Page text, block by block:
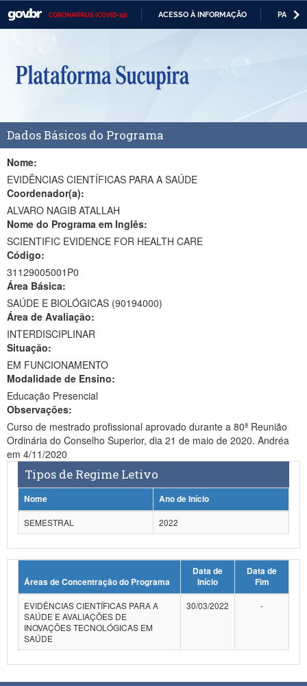
CORONAVÍRUS (COVID-19) ACESSO À INFORMAÇÃO
Casa Civil
Ministério da Defesa
Ministério da Economia
Ministério da Infraestrutura
Ministério da Educação
Ministério da Cidadania
Ministério da Saúde
Ministério de Minas e Energia
Ministério da Ciência, Tecnologia, Inovações e Comunicações
Ministério do Meio Ambiente
Ministério do Turismo
Ministério do Desenvolvimento Regional
Controladoria-Geral da União
Ministério da Mulher, da Família e dos Direitos Humanos
Secretaria-Geral
Planalto
Dados Básicos do Programa
Nome:
EVIDÊNCIAS CIENTÍFICAS PARA A SAÚDE
Coordenador(a):
ALVARO NAGIB ATALLAH
Nome do Programa em Inglês:
SCIENTIFIC EVIDENCE FOR HEALTH CARE
Código:
31129005001P0
Área Básica:
SAÚDE E BIOLÓGICAS (90194000)
Área de Avaliação:
INTERDISCIPLINAR
Situação:
EM FUNCIONAMENTO
Modalidade de Ensino:
Educação Presencial
Observações:
Curso de mestrado profissional aprovado durante a 80ª Reunião
Ordinária do Conselho Superior, dia 21 de maio de 2020. Andréa
em 4/11/2020
Tipos de Regime Letivo
Nome
Ano de Início
SEMESTRAL
2022
Áreas de Concentração do Programa
Data de
Início
Data de
Fim
EVIDÊNCIAS CIENTÍFICAS PARA A
SAÚDE E AVALIAÇÕES DE
INOVAÇÕES TECNOLÓGICAS EM
SAÚDE
30/03/2022 -